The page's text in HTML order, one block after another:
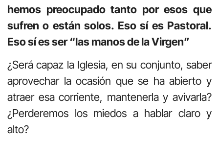
hemos preocupado tanto por esos que
sufren o están solos. Eso sí es Pastoral.
Eso sí es ser “las manos de la Virgen”
¿Será capaz la Iglesia, en su conjunto, saber
aprovechar la ocasión que se ha abierto y
atraer esa corriente, mantenerla y avivarla?
¿Perderemos los miedos a hablar claro y
alto?